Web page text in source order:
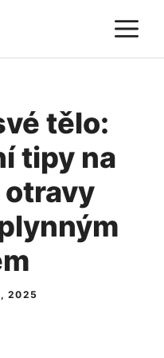
tělo:
tipy na
2025